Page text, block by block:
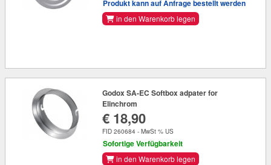
Produkt kann auf Anfrage bestellt werden
in den Warenkorb legen
Godox SA-EC Softbox adpater for
Elinchrom
€ 18,90
FID 260684 - MwSt % US
Sofortige Verfügbarkeit
in den Warenkorb legen